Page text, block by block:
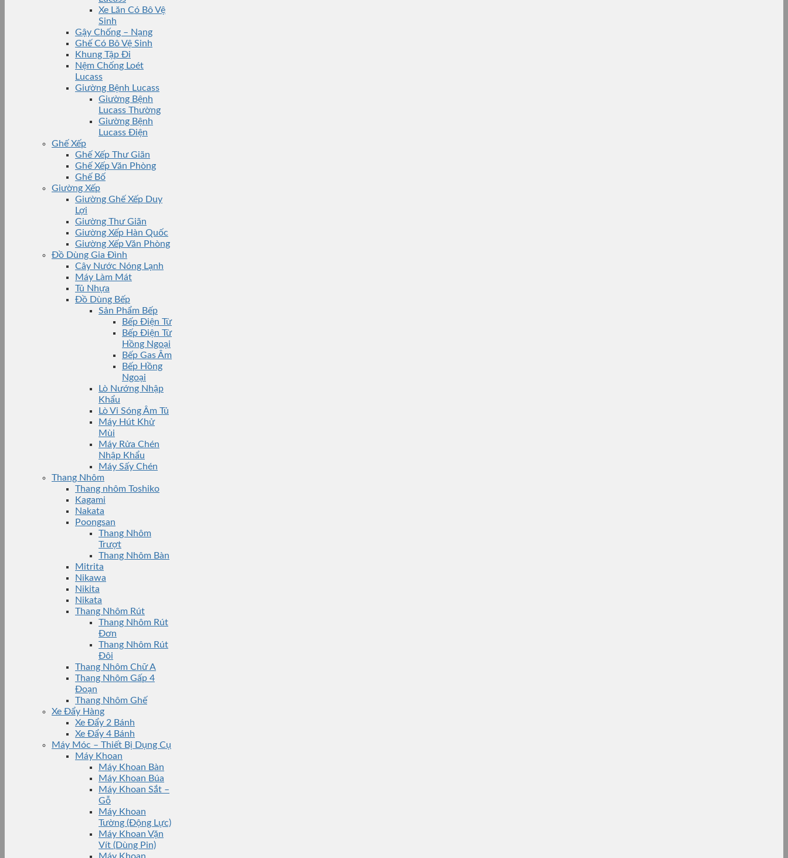
Xe Lăn Có Bô Vệ
Sinh
Gậy Chống – Nạng
Ghế Có Bô Vệ Sinh
Khung Tập Đi
Nệm Chống Loét
Lucass
Giường Bệnh Lucass
Giường Bệnh
Lucass Thường
Giường Bệnh
Lucass Điện
Ghế Xếp
Ghế Xếp Thư Giãn
Ghế Xếp Văn Phòng
Ghế Bố
Giường Xếp
Giường Ghế Xếp Duy
Lợi
Giường Thư Giãn
Giường Xếp Hàn Quốc
Giường Xếp Văn Phòng
Đồ Dùng Gia Đình
Cây Nước Nóng Lạnh
Máy Làm Mát
Tủ Nhựa
Đồ Dùng Bếp
Sản Phẩm Bếp
Bếp Điện Từ
Bếp Điện Từ
Hồng Ngoại
Bếp Gas Âm
Bếp Hồng
Ngoại
Lò Nướng Nhập
Khẩu
Lò Vi Sóng Âm Tủ
Máy Hút Khử
Mùi
Máy Rửa Chén
Nhập Khẩu
Máy Sấy Chén
Thang Nhôm
Thang nhôm Toshiko
Kagami
Nakata
Poongsan
Thang Nhôm
Trượt
Thang Nhôm Bàn
Mitrita
Nikawa
Nikita
Nikata
Thang Nhôm Rút
Thang Nhôm Rút
Đơn
Thang Nhôm Rút
Đôi
Thang Nhôm Chữ A
Thang Nhôm Gấp 4
Đoạn
Thang Nhôm Ghế
Xe Đẩy Hàng
Xe Đẩy 2 Bánh
Xe Đẩy 4 Bánh
Máy Móc – Thiết Bị Dụng Cụ
Máy Khoan
Máy Khoan Bàn
Máy Khoan Búa
Máy Khoan Sắt –
Gỗ
Máy Khoan
Tường (Động Lực)
Máy Khoan Vặn
Vít (Dùng Pin)